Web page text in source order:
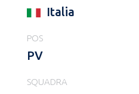
Italia
POS
PV
SQUADRA